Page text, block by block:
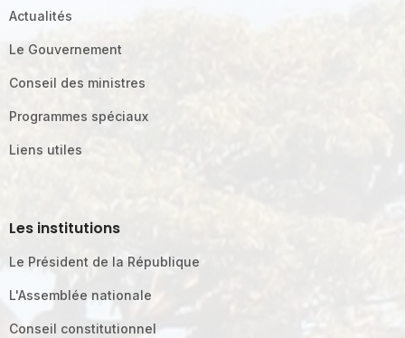
Actualités
Le Gouvernement
Conseil des ministres
Programmes spéciaux
Liens utiles
Les institutions
Le Président de la République
L'Assemblée nationale
Conseil constitutionnel